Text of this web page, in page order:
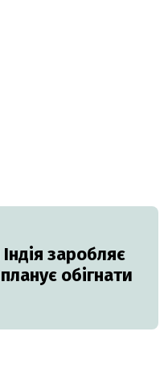
заробляє
обігнати